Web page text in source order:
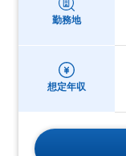
勤務地
想定年収